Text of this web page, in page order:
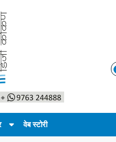
वेब स्टोरी